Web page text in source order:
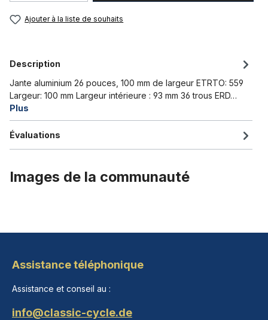
Ajouter à la liste de souhaits
Description
Jante aluminium 26 pouces, 100 mm de largeur ETRTO: 559
Largeur: 100 mm Largeur intérieure : 93 mm 36 trous ERD…
Plus
Évaluations
Images de la communauté
Assistance téléphonique
Assistance et conseil au :
info@classic-cycle.de